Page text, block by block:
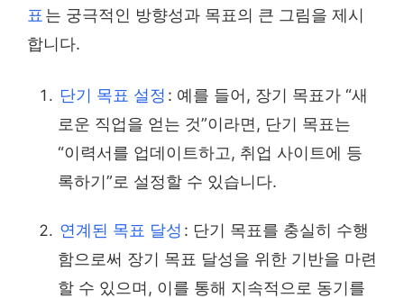
표 는 궁극적인 방향성과 목표의 큰 그림을 제시
합니다.
단기 목표 설정 : 예를 들어, 장기 목표가 “새
로운 직업을 얻는 것”이라면, 단기 목표는
“이력서를 업데이트하고, 취업 사이트에 등
록하기”로 설정할 수 있습니다.
연계된 목표 달성 : 단기 목표를 충실히 수행
함으로써 장기 목표 달성을 위한 기반을 마련
할 수 있으며, 이를 통해 지속적으로 동기를